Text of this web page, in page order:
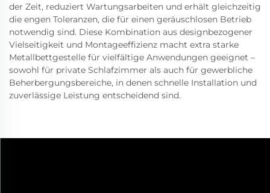
der Zeit, reduziert Wartungsarbeiten und erhält gleichzeitig
die engen Toleranzen, die für einen geräuschlosen Betrieb
notwendig sind. Diese Kombination aus designbezogener
Vielseitigkeit und Montageeffizienz macht extra starke
Metallbettgestelle für vielfältige Anwendungen geeignet –
sowohl für private Schlafzimmer als auch für gewerbliche
Beherbergungsbereiche, in denen schnelle Installation und
zuverlässige Leistung entscheidend sind.